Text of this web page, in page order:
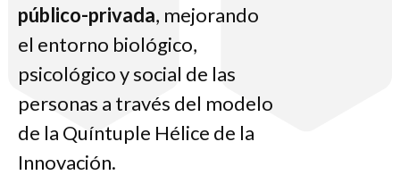
público-privada, mejorando
el entorno biológico,
psicológico y social de las
personas a través del modelo
de la Quíntuple Hélice de la
Innovación.